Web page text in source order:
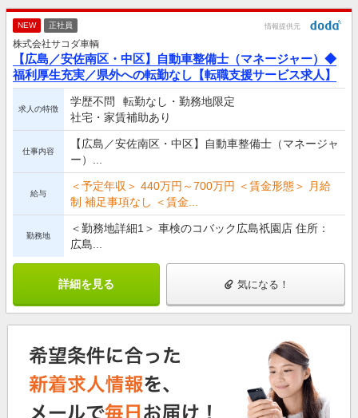
NEW 正社員 情報提供元
株式会社サコダ車輌
【広島／安佐南区・中区】自動車整備士（マネージャー）◆
福利厚生充実／県外への転勤なし【転職支援サービス求人】
求人の特徴
学歴不問
転勤なし・勤務地限定
社宅・家賃補助あり
仕事内容
【広島／安佐南区・中区】自動車整備士（マネージャ
ー）...
給与
＜予定年収＞ 440万円～700万円 ＜賃金形態＞ 月給
制 補足事項なし ＜賃金...
勤務地
＜勤務地詳細1＞ 車検のコバック広島祇園店 住所：
広島...
詳細を見る 気になる！